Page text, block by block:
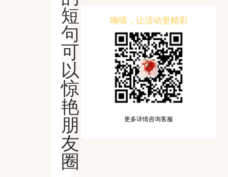
短
句
可
以
惊
艳
朋
友
圈
嗨喵，让活动更精彩
更多详情咨询客服